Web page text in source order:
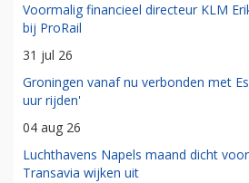
Voormalig financieel directeur KLM
bij ProRail
31 jul 26
Groningen vanaf nu verbonden met
uur rijden'
04 aug 26
Luchthavens Napels maand dicht
Transavia wijken uit